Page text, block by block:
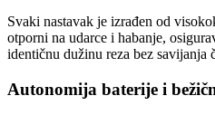
Svaki nastavak je izrađen od
otporni na udarce i habanje,
identičnu dužinu reza bez savijanja
Autonomija baterije i